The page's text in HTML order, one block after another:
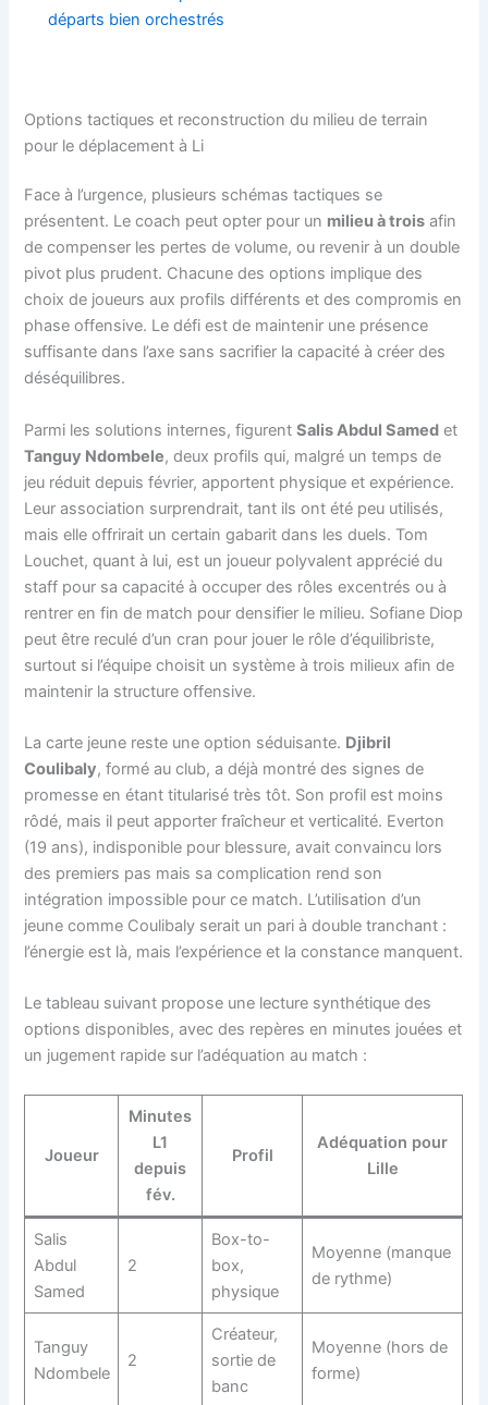
départs bien orchestrés
Options tactiques et reconstruction du milieu de terrain
pour le déplacement à Li
Face à l’urgence, plusieurs schémas tactiques se
présentent. Le coach peut opter pour un milieu à trois afin
de compenser les pertes de volume, ou revenir à un double
pivot plus prudent. Chacune des options implique des
choix de joueurs aux profils différents et des compromis en
phase offensive. Le défi est de maintenir une présence
suffisante dans l’axe sans sacrifier la capacité à créer des
déséquilibres.
Parmi les solutions internes, figurentSalis Abdul Samed et
Tanguy Ndombele, deux profils qui, malgré un temps de
jeu réduit depuis février, apportent physique et expérience.
Leur association surprendrait, tant ils ont été peu utilisés,
mais elle offrirait un certain gabarit dans les duels. Tom
Louchet, quant à lui, est un joueur polyvalent apprécié du
staff pour sa capacité à occuper des rôles excentrés ou à
rentrer en fin de match pour densifier le milieu. Sofiane Diop
peut être reculé d’un cran pour jouer le rôle d’équilibriste,
surtout si l’équipe choisit un système à trois milieux afin de
maintenir la structure offensive.
La carte jeune reste une option séduisante. Djibril
Coulibaly, formé au club, a déjà montré des signes de
promesse en étant titularisé très tôt. Son profil est moins
rôdé, mais il peut apporter fraîcheur et verticalité. Everton
(19 ans), indisponible pour blessure, avait convaincu lors
des premiers pas mais sa complication rend son
intégration impossible pour ce match. L’utilisation d’un
jeune comme Coulibaly serait un pari à double tranchant :
l’énergie est là, mais l’expérience et la constance manquent.
Le tableau suivant propose une lecture synthétique des
options disponibles, avec des repères en minutes jouées et
un jugement rapide sur l’adéquation au match :
Joueur
Minutes
L1
depuis
fév.
Profil
Adéquation pour
Lille
Salis
Abdul
Samed
2
Box-to-
box,
physique
Moyenne (manque
de rythme)
Tanguy
Ndombele
2
Créateur,
sortie de
banc
Moyenne (hors de
forme)